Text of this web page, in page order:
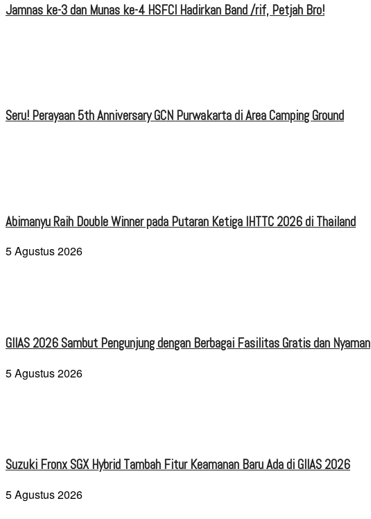
Jamnas ke-3 dan Munas ke-4 HSFCI Hadirkan Band /rif, Petjah Bro!
Seru! Perayaan 5th Anniversary GCN Purwakarta di Area Camping Ground
Abimanyu Raih Double Winner pada Putaran Ketiga IHTTC 2026 di Thailand
5 Agustus 2026
GIIAS 2026 Sambut Pengunjung dengan Berbagai Fasilitas Gratis dan Nyaman
5 Agustus 2026
Suzuki Fronx SGX Hybrid Tambah Fitur Keamanan Baru Ada di GIIAS 2026
5 Agustus 2026